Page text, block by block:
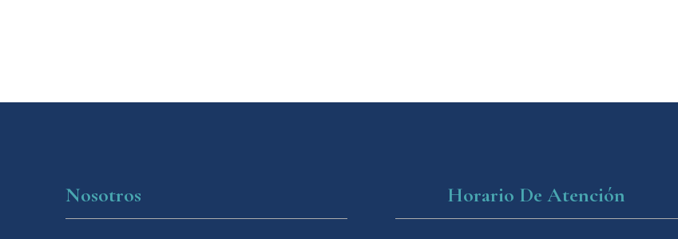
Nosotros Horario De Atención